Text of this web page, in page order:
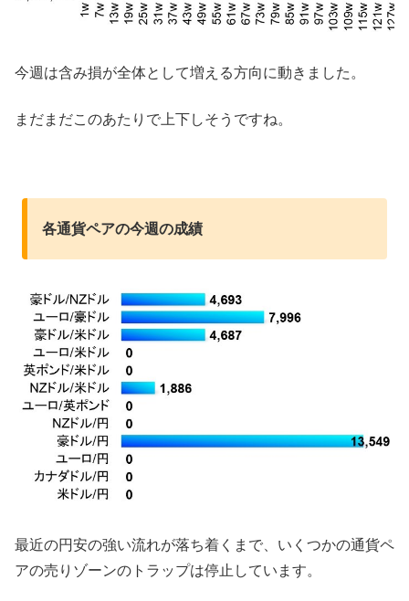
今週は含み損が全体として増える方向に動きました。
まだまだこのあたりで上下しそうですね。
各通貨ペアの今週の成績
最近の円安の強い流れが落ち着くまで、いくつかの通貨ペ
アの売りゾーンのトラップは停止しています。